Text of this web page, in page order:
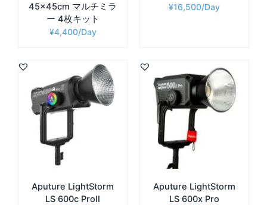
45×45cm マルチミラ
ー 4枚キット
¥4,400
¥16,500
Aputure LightStorm
LS 600c ProⅡ
Aputure LightStorm
LS 600x Pro